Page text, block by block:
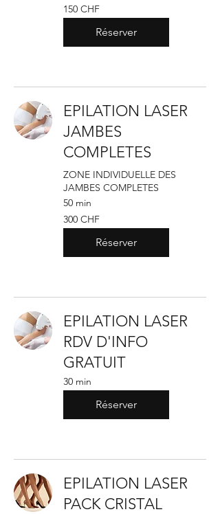
150
francs
suisses
150 CHF
Réserver
EPILATION LASER
JAMBES
COMPLETES
ZONE INDIVIDUELLE DES
JAMBES COMPLETES
50 min
300
francs
suisses
300 CHF
Réserver
EPILATION LASER
RDV D'INFO
GRATUIT
30 min
Réserver
EPILATION LASER
PACK CRISTAL